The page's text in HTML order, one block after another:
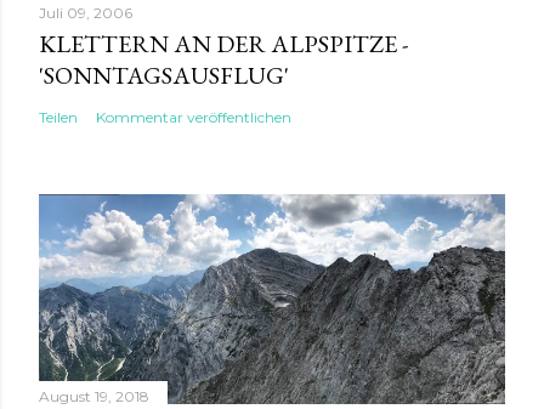
Juli 09, 2006
KLETTERN AN DER ALPSPITZE -
'SONNTAGSAUSFLUG'
Teilen Kommentar veröffentlichen
August 19, 2018